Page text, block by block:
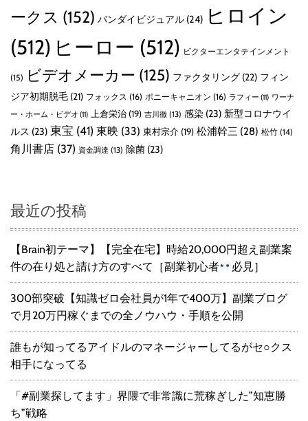
ークス (152) バンダイビジュアル (24) ヒロイン
(512) ヒーロー (512) ビクターエンタテインメント
(15) ビデオメーカー (125) ファクタリング (22) フィン
ジア初期脱毛 (21) フォックス (16) ポニーキャニオン (16) ラフィー (11) ワーナ
ー・ホーム・ビデオ (11) 上倉栄治 (19) 吉川徹 (13) 感染 (23) 新型コロナウイ
ルス (23) 東宝 (41) 東映 (33) 東村宗介 (19) 松浦幹三 (28) 松竹 (14)
角川書店 (37) 資金調達 (13) 除菌 (23)
最近の投稿
【Brain初テーマ】【完全在宅】時給20,000円超え副業案
件の在り処と請け方のすべて［副業初心者
必見］
300部突破【知識ゼロ会社員が1年で400万】副業ブログ
で月20万円稼ぐまでの全ノウハウ・手順を公開
誰もが知ってるアイドルのマネージャーしてるがセ○クス
相手になってる
「#副業探してます」界隈で非常識に荒稼ぎした”知恵勝
ち”戦略